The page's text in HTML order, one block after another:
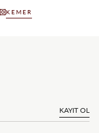
KEMER
KAYIT OL